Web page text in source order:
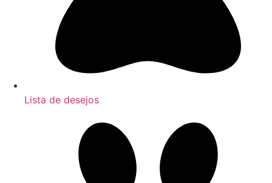
Lista de desejos